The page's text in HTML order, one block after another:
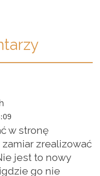
w stronę
zrealizować
jest to nowy
go nie